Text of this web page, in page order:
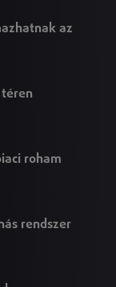
az
téren
roham
rendszer